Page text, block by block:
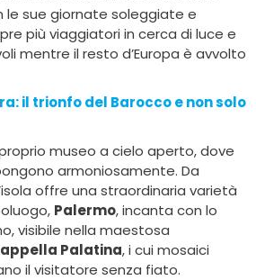
le sue giornate soleggiate e
più viaggiatori in cerca di luce e
mentre il resto d’Europa è avvolto
: il trionfo del Barocco e non solo
museo a cielo aperto, dove
armoniosamente. Da
offre una straordinaria varietà
Palermo, incanta con lo
visibile nella maestosa
Palatina, i cui mosaici
il visitatore senza fiato.